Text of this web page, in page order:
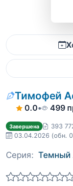
Тимофей
0.0• 499
Завершена
393
03.04.2026 (обн.
Серия: Темный